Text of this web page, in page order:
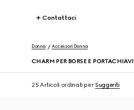
Contattaci
Donna Accessori Donna
CHARM PER BORSE E PORTACHIAVI
25 Articoli ordinati perSuggeriti